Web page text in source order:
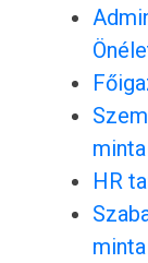
minta
HR
minta